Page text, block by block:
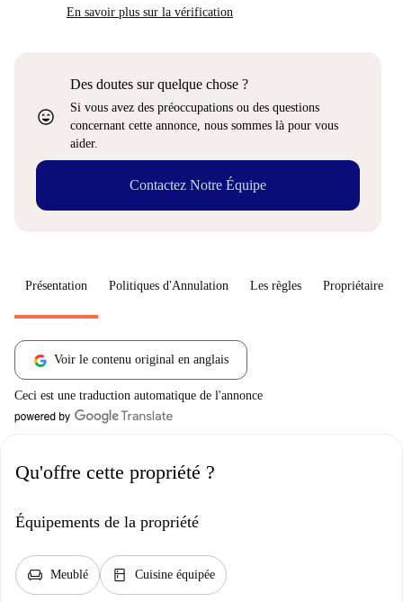
En savoir plus sur la vérification
sentiment_very_satisfied
Des doutes sur quelque chose ?
Si vous avez des préoccupations ou des questions
concernant cette annonce, nous sommes là pour vous
aider.
Contactez Notre Équipe
Présentation Politiques d'Annulation Les règles Propriétaire
Voir le contenu original en anglais
Ceci est une traduction automatique de l'annonce
Qu'offre cette propriété ?
Équipements de la propriété
chair Meublé kitchen Cuisine équipée